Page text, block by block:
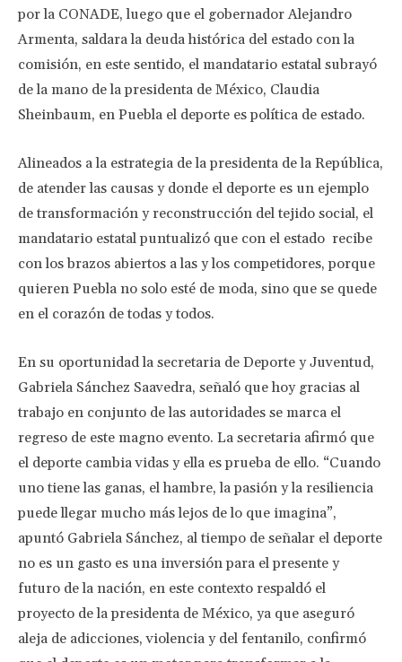
por la CONADE, luego que el gobernador Alejandro
Armenta, saldara la deuda histórica del estado con la
comisión, en este sentido, el mandatario estatal subrayó
de la mano de la presidenta de México, Claudia
Sheinbaum, en Puebla el deporte es política de estado.
Alineados a la estrategia de la presidenta de la República,
de atender las causas y donde el deporte es un ejemplo
de transformación y reconstrucción del tejido social, el
mandatario estatal puntualizó que con el estado recibe
con los brazos abiertos a las y los competidores, porque
quieren Puebla no solo esté de moda, sino que se quede
en el corazón de todas y todos.
En su oportunidad la secretaria de Deporte y Juventud,
Gabriela Sánchez Saavedra, señaló que hoy gracias al
trabajo en conjunto de las autoridades se marca el
regreso de este magno evento. La secretaria afirmó que
el deporte cambia vidas y ella es prueba de ello. “Cuando
uno tiene las ganas, el hambre, la pasión y la resiliencia
puede llegar mucho más lejos de lo que imagina”,
apuntó Gabriela Sánchez, al tiempo de señalar el deporte
no es un gasto es una inversión para el presente y
futuro de la nación, en este contexto respaldó el
proyecto de la presidenta de México, ya que aseguró
aleja de adicciones, violencia y del fentanilo, confirmó